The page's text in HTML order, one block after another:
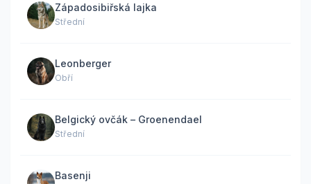
Západosibiřská lajka
Střední
Leonberger
Obří
Belgický ovčák – Groenendael
Střední
Basenji